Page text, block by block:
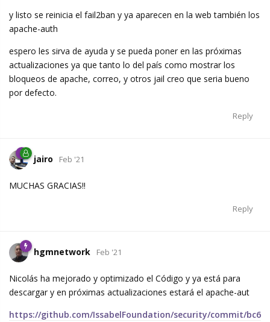
y listo se reinicia el fail2ban y ya aparecen en la web también los
apache-auth
espero les sirva de ayuda y se pueda poner en las próximas
actualizaciones ya que tanto lo del país como mostrar los
bloqueos de apache, correo, y otros jail creo que seria bueno
por defecto.
Reply
jairo Feb '21
MUCHAS GRACIAS!!
Reply
hgmnetwork Feb '21
Nicolás ha mejorado y optimizado el Código y ya está para
descargar y en próximas actualizaciones estará el apache-aut
https://github.com/IssabelFoundation/security/commit/bc6